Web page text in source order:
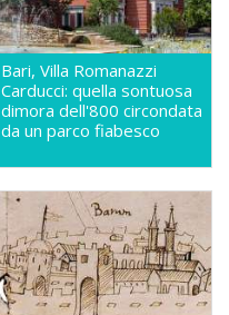
Bari, Villa Romanazzi
Carducci: quella sontuosa
dimora dell'800 circondata
da un parco fiabesco